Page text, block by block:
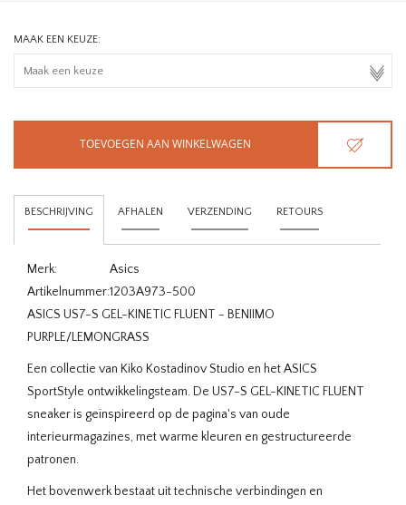
MAAK EEN KEUZE:
TOEVOEGEN AAN WINKELWAGEN
BESCHRIJVING AFHALEN VERZENDING RETOURS
Merk:
Asics
Artikelnummer:1203A973-500
ASICS US7-S GEL-KINETIC FLUENT - BENIIMO
PURPLE/LEMONGRASS
Een collectie van Kiko Kostadinov Studio en het ASICS
SportStyle ontwikkelingsteam. De US7-S GEL-KINETIC FLUENT
sneaker is geïnspireerd op de pagina's van oude
interieurmagazines, met warme kleuren en gestructureerde
patronen.
Het bovenwerk bestaat uit technische verbindingen en